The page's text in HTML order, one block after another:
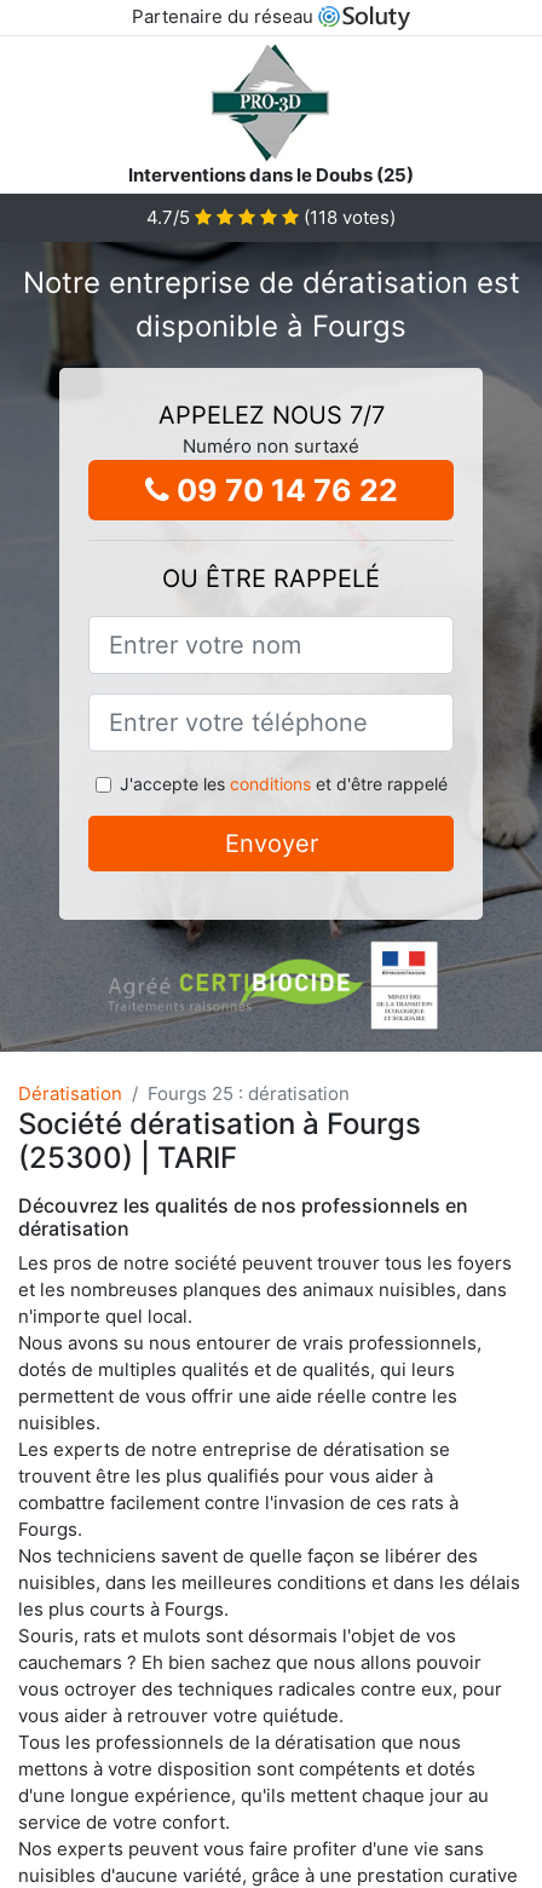
Partenaire du réseau
Interventions dans le Doubs (25)
4.7/5
(118 votes)
Notre entreprise de dératisation est
disponible à Fourgs
APPELEZ NOUS 7/7
Numéro non surtaxé
09 70 14 76 22
OU ÊTRE RAPPELÉ
J'accepte les conditionset d'être rappelé
Envoyer
Dératisation Fourgs 25 : dératisation
Société dératisation à Fourgs
(25300) | TARIF
Découvrez les qualités de nos professionnels en
dératisation
Les pros de notre société peuvent trouver tous les foyers
et les nombreuses planques des animaux nuisibles, dans
n'importe quel local.
Nous avons su nous entourer de vrais professionnels,
dotés de multiples qualités et de qualités, qui leurs
permettent de vous offrir une aide réelle contre les
nuisibles.
Les experts de notre entreprise de dératisation se
trouvent être les plus qualifiés pour vous aider à
combattre facilement contre l'invasion de ces rats à
Fourgs.
Nos techniciens savent de quelle façon se libérer des
nuisibles, dans les meilleures conditions et dans les délais
les plus courts à Fourgs.
Souris, rats et mulots sont désormais l'objet de vos
cauchemars ? Eh bien sachez que nous allons pouvoir
vous octroyer des techniques radicales contre eux, pour
vous aider à retrouver votre quiétude.
Tous les professionnels de la dératisation que nous
mettons à votre disposition sont compétents et dotés
d'une longue expérience, qu'ils mettent chaque jour au
service de votre confort.
Nos experts peuvent vous faire profiter d'une vie sans
nuisibles d'aucune variété, grâce à une prestation curative